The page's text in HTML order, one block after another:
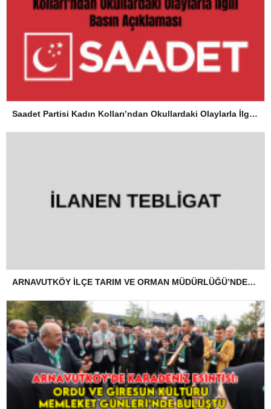
Saadet Partisi Kadın Kolları’ndan Okullardaki Olaylarla İlgili Basın Açıklaması
ARNAVUTKÖY İLÇE TARIM VE ORMAN MÜDÜRLÜĞÜ’NDEN İLANEN TEBLİGAT